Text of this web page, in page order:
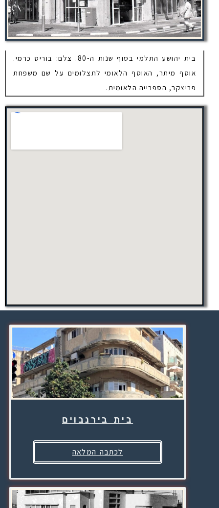
בית יהושע התלמי בסוף שנות ה-80. צלם: בוריס כרמי.
אוסף מיתר, האוסף הלאומי לתצלומים על שם משפחת
פריצקר, הספרייה הלאומית.
בית בירנבוים
לכתבה המלאה